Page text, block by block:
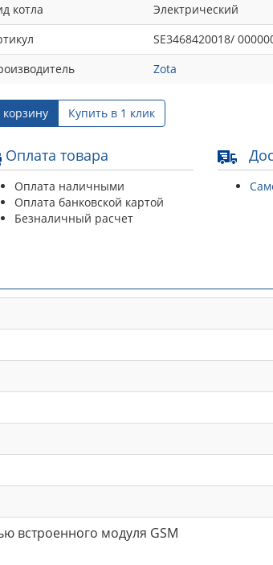
котла
Электрический
SE3468420018/
Zota
корзину Купить в 1 клик
Оплата товара
Оплата наличными
Оплата банковской картой
Безналичный расчет
встроенного модуля GSM